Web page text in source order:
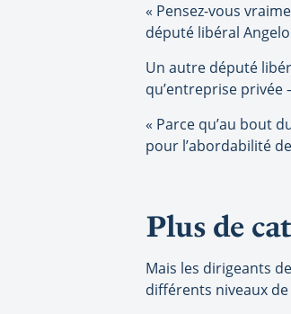
« Pensez-vous
député libéral
Un autre député
qu’entreprise privée
« Parce qu’au bout
pour l’abordabilité
Plus de
Mais les dirigeants
différents niveaux